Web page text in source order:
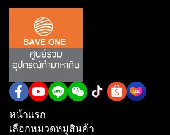
หน้าเเรก
เลือกหมวดหมู่สินค้า